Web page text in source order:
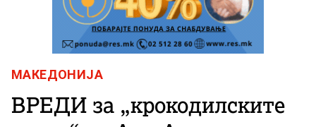
МАКЕДОНИЈА
ВРЕДИ за „крокодилските